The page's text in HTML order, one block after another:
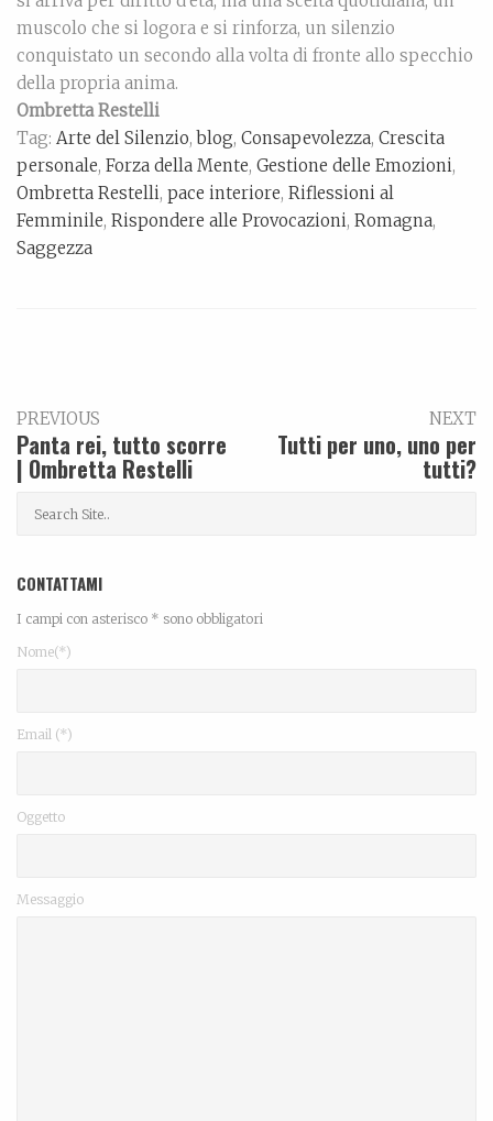
muscolo che si logora e si rinforza, un silenzio
conquistato un secondo alla volta di fronte allo specchio
della propria anima.
Ombretta Restelli
Tag: Arte del Silenzio,blog, Consapevolezza, Crescita
personale, Forza della Mente, Gestione delle Emozioni,
Ombretta Restelli, pace interiore, Riflessioni al
Femminile, Rispondere alle Provocazioni, Romagna,
Saggezza
PREVIOUS
Panta rei, tutto scorre
| Ombretta Restelli
NEXT
Tutti per uno, uno per
tutti?
CONTATTAMI
I campi con asterisco * sono obbligatori
Nome(*)
Email (*)
Oggetto
Messaggio